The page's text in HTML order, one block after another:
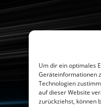
Um dir ein optimales
Geräteinformationen
Technologien
auf dieser Website
zurückziehst, können